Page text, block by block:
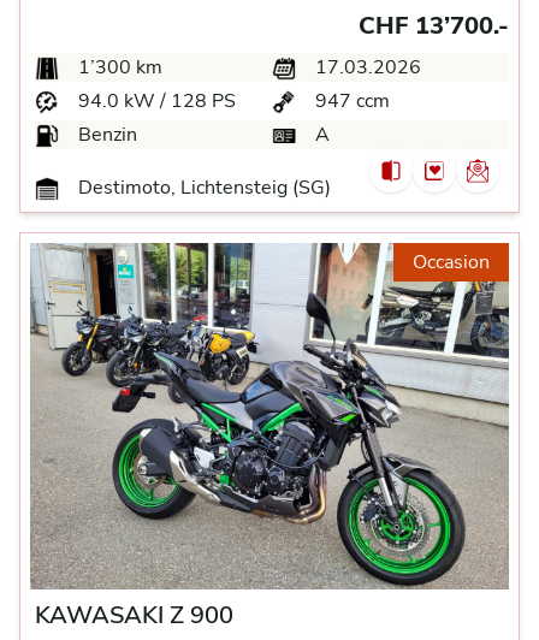
CHF 13’700.-
1’300 km
17.03.2026
94.0 kW / 128 PS
947 ccm
Benzin
A
Destimoto, Lichtensteig (SG)
Occasion
KAWASAKI Z 900